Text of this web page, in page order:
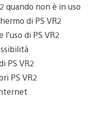
quando non è in uso
di PS VR2
di PS VR2
PS VR2
PS VR2